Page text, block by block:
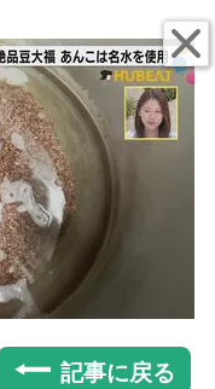
記事に戻る